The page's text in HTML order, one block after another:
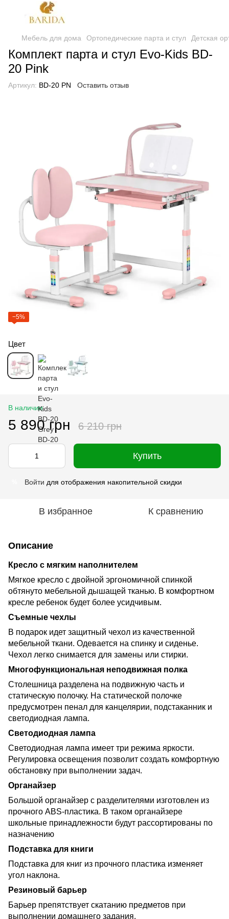
Мебель для дома Ортопедические парта и стул Детская
Комплект парта и стул Evo-Kids BD-
20 Pink
Артикул: BD-20 PN Оставить отзыв
−5%
Цвет
В наличии
5 890 грн 6 210 грн
Купить
Войти для отображения накопительной скидки
В избранное К сравнению
Описание
Кресло с мягким наполнителем
Мягкое кресло с двойной эргономичной спинкой
обтянуто мебельной дышащей тканью. В комфортном
кресле ребенок будет более усидчивым.
Съемные чехлы
В подарок идет защитный чехол из качественной
мебельной ткани. Одевается на спинку и сиденье.
Чехол легко снимается для замены или стирки.
Многофункциональная неподвижная полка
Столешница разделена на подвижную часть и
статическую полочку. На статической полочке
предусмотрен пенал для канцелярии, подстаканник и
светодиодная лампа.
Светодиодная лампа
Светодиодная лампа имеет три режима яркости.
Регулировка освещения позволит создать комфортную
обстановку при выполнении задач.
Органайзер
Большой органайзер с разделителями изготовлен из
прочного ABS-пластика. В таком органайзере
школьные принадлежности будут рассортированы по
назначению
Подставка для книги
Подставка для книг из прочного пластика изменяет
угол наклона.
Резиновый барьер
Барьер препятствует скатанию предметов при
выполнении домашнего задания.